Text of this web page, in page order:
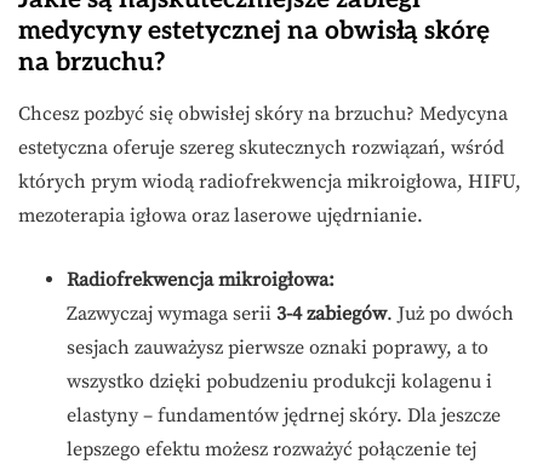
medycyny estetycznej na obwisłą skórę
na brzuchu?
Chcesz pozbyć się obwisłej skóry na brzuchu? Medycyna
estetyczna oferuje szereg skutecznych rozwiązań, wśród
których prym wiodą radiofrekwencja mikroigłowa, HIFU,
mezoterapia igłowa oraz laserowe ujędrnianie.
Radiofrekwencja mikroigłowa:
Zazwyczaj wymaga serii 3-4 zabiegów. Już po dwóch
sesjach zauważysz pierwsze oznaki poprawy, a to
wszystko dzięki pobudzeniu produkcji kolagenu i
elastyny – fundamentów jędrnej skóry. Dla jeszcze
lepszego efektu możesz rozważyć połączenie tej